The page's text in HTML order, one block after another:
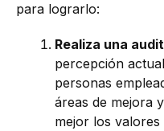
para lograrlo:
Realiza una
percepción
personas
áreas de mejora
mejor los